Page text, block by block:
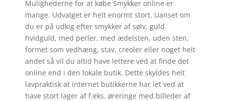
Mulighederne for at købe Smykker online er
mange. Udvalget er helt enormt stort. Uanset om
du er på udkig efter smykker af sølv, guld,
hvidguld, med perler, med ædelsten, uden sten,
formet som vedhæng, stav, creoler eller noget helt
andet så vil du altid have lettere ved at finde det
online end i den lokale butik. Dette skyldes helt
lavpraktisk at internet butikkerne har let ved at
have stort lager af f.eks. øreringe med billeder af